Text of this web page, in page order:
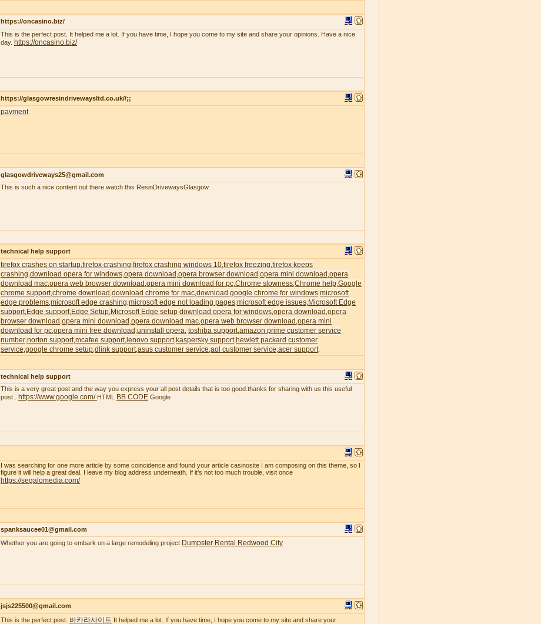
https://oncasino.biz/
This is the perfect post. It helped me a lot. If you have time, I hope you come to my site and share your opinions. Have a nice
day. https://oncasino.biz/
https://glasgowresindrivewaysltd.co.uk//;;
pavment
glasgowdriveways25@gmail.com
This is such a nice content out there watch this ResinDrivewaysGlasgow
technical help support
firefox crashes on startup firefox crashing firefox crashing windows 10 firefox freezing firefox keeps
crashing download opera for windows opera download opera browser download opera mini download opera
download mac opera web browser download opera mini download for pc Chrome slowness Chrome help Google
chrome support chrome download download chrome for mac download google chrome for windows microsoft
edge problems microsoft edge crashing microsoft edge not loading pages microsoft edge issues Microsoft Edge
support Edge support Edge Setup Microsoft Edge setup download opera for windows opera download opera
browser download opera mini download opera download mac opera web browser download opera mini
download for pc opera mini free download uninstall opera toshiba support amazon prime customer service
number norton support mcafee support lenovo support kaspersky support hewlett packard customer
service google chrome setup dlink support asus customer service aol customer service acer support
technical help support
This is a very great post and the way you express your all post details that is too good.thanks for sharing with us this useful
post..
https://www.google.com/ HTML BB CODE Google
I was searching for one more article by some coincidence and found your article casinosite I am composing on this theme, so I
figure it will help a great deal. I leave my blog address underneath. If it's not too much trouble, visit once
https://segalomedia.com/
spanksaucee01@gmail.com
Whether you are going to embark on a large remodeling project Dumpster Rental Redwood City
jsjs225500@gmail.com
This is the perfect post. 바카라사이트 It helped me a lot. If you have time, I hope you come to my site and share your